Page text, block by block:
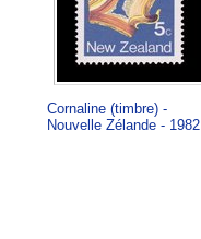
Cornaline (timbre) -
Nouvelle Zélande - 1982